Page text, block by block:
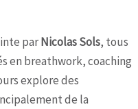
parNicolas Sols, tous
en breathwork, coaching
explore des
de la